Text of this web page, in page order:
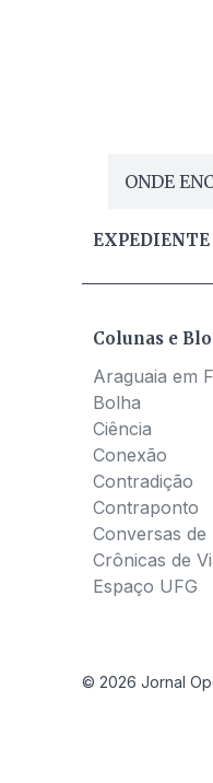
ONDE
EXPEDIENTE
Colunas e
Araguaia em
Bolha
Ciência
Conexão
Contradição
Contraponto
Conversas de
Crônicas de
Espaço UFG
© 2026 Jornal